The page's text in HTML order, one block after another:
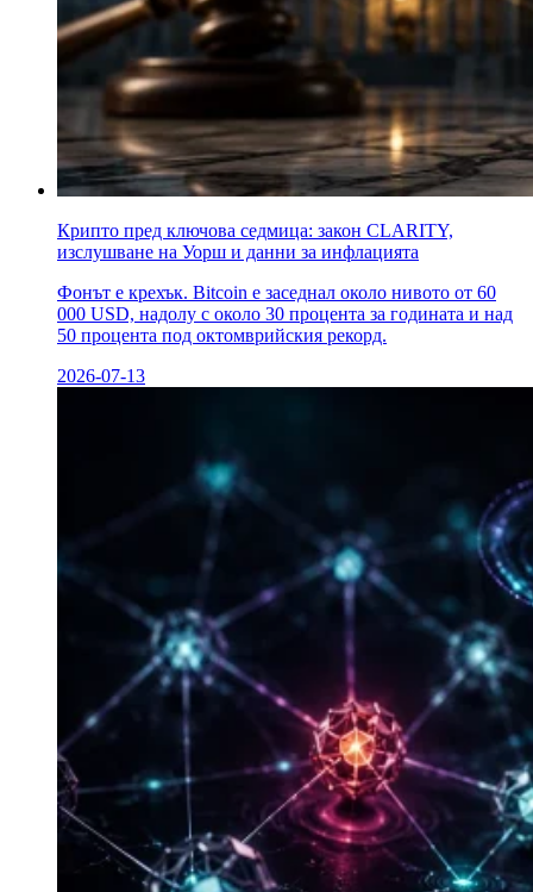
Крипто пред ключова седмица: закон CLARITY,
изслушване на Уорш и данни за инфлацията
Фонът е крехък. Bitcoin е заседнал около нивото от 60
000 USD, надолу с около 30 процента за годината и над
50 процента под октомврийския рекорд.
2026-07-13